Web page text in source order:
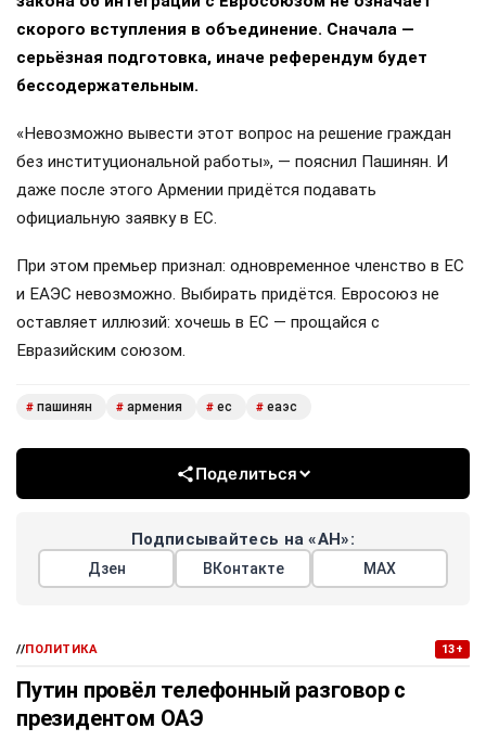
скорого вступления в объединение. Сначала —
серьёзная подготовка, иначе референдум будет
бессодержательным.
«Невозможно вывести этот вопрос на решение граждан
без институциональной работы», — пояснил Пашинян. И
даже после этого Армении придётся подавать
официальную заявку в ЕС.
При этом премьер признал: одновременное членство в ЕС
и ЕАЭС невозможно. Выбирать придётся. Евросоюз не
оставляет иллюзий: хочешь в ЕС — прощайся с
Евразийским союзом.
# пашинян # армения # ес # еаэс
Поделиться
Подписывайтесь на «АН»:
Дзен ВКонтакте МАХ
//ПОЛИТИКА 13+
Путин провёл телефонный разговор с
президентом ОАЭ